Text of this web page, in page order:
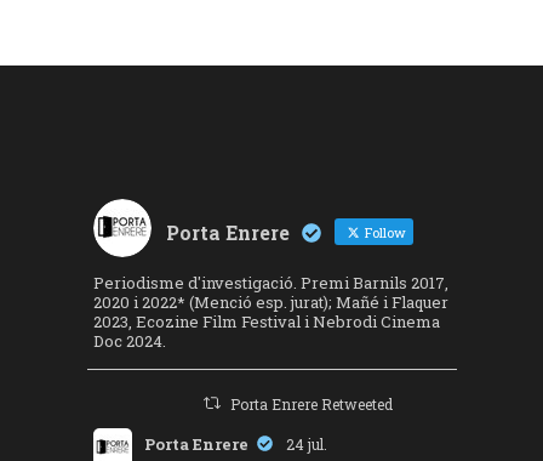
Porta Enrere Follow
Periodisme d'investigació. Premi Barnils 2017,
2020 i 2022* (Menció esp. jurat); Mañé i Flaquer
2023, Ecozine Film Festival i Nebrodi Cinema
Doc 2024.
Porta Enrere Retweeted
Porta Enrere 24 jul.